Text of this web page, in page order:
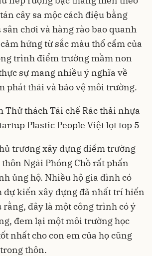
cây sa mộc cách điệu bằng
chơi và hàng rào bao quanh
hứng từ sắc màu thổ cẩm của
trình điểm trường mầm non
sự mang nhiều ý nghĩa về
phát thải và bảo vệ môi trường.
Thử thách Tái chế Rác thải nhựa
Plastic People Việt lọt top 5
trương xây dựng điểm trường
Ngải Phóng Chồ rất phấn
ủng hộ. Nhiều hộ gia đình có
dự kiến xây dựng đã nhất trí hiến
rằng, đây là một công trình có ý
đem lại một môi trường học
nhất cho con em của họ cũng
thôn.